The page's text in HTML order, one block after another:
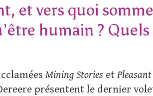
et vers quoi
humain ?
Mining Stories et
présentent le dernier